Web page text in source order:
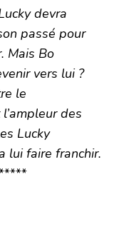
devra
passé pour
Mais Bo
vers lui ?
le
des
Lucky
lui faire franchir.